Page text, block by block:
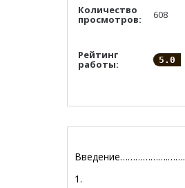
Количество
просмотров: 608
Рейтинг
работы: 5.0
1.